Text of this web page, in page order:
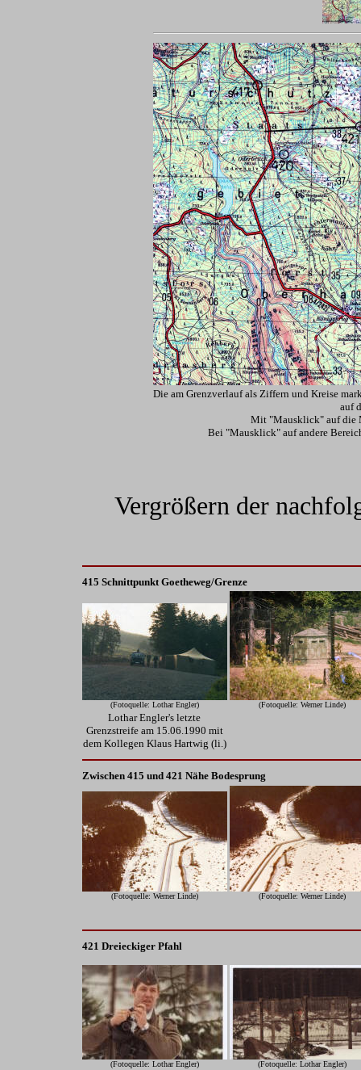
Die am Grenzverlauf als Ziffern und Kreise
auf
Mit "Mausklick" auf die
Bei "Mausklick" auf andere
Vergrößern der
415 Schnittpunkt Goetheweg/Grenze
(Fotoquelle: Lothar Engler) (Fotoquelle: Werner Linde)
Lothar Engler's letzte
Grenzstreife am 15.06.1990 mit
dem Kollegen Klaus Hartwig (li.)
Zwischen 415 und 421 Nähe Bodesprung
(Fotoquelle: Werner Linde) (Fotoquelle: Werner Linde)
421 Dreieckiger Pfahl
(Fotoquelle: Lothar Engler) (Fotoquelle: Lothar Engler)